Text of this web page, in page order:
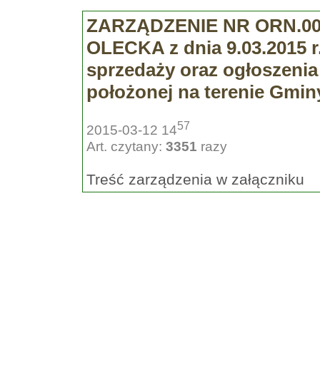
ZARZĄDZENIE NR
OLECKA z dnia 9.03.2015
sprzedaży oraz
położonej na terenie
2015-03-12 1457
Art. czytany: 3351 razy
Treść zarządzenia w załączniku